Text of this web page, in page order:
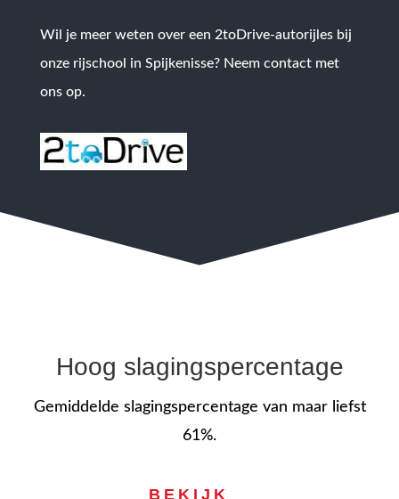
Wil je meer weten over een 2toDrive-autorijles bij
onze rijschool in Spijkenisse? Neem contact met
ons op.
Hoog slagingspercentage
Gemiddelde slagingspercentage van maar liefst
61%.
BEKIJK